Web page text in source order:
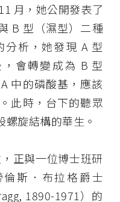
月，她公開發表了
B 型（濕型）二種
析，她發現 A 型
會轉變成為 B 型
中的磷酸基，應該
此時，台下的聽眾
螺旋結構的華生。
正與一位博士班研
斯．布拉格爵士
1890-1971）的